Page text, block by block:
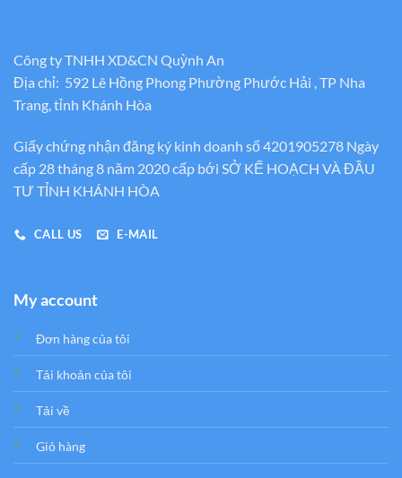
Công ty TNHH XD&CN Quỳnh An
Địa chỉ: 592 Lê Hồng Phong Phường Phước Hải , TP Nha
Trang, tỉnh Khánh Hòa
Giấy chứng nhận đăng ký kinh doanh số 4201905278 Ngày
cấp 28 tháng 8 năm 2020 cấp bới SỞ KẾ HOẠCH VÀ ĐẦU
TƯ TỈNH KHÁNH HÒA
CALL US E-MAIL
My account
Đơn hàng của tôi
Tải khoản của tôi
Tải về
Giỏ hàng